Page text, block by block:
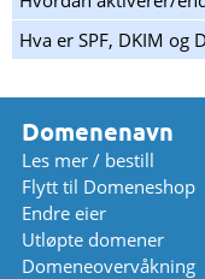
Hva er SPF, DKIM og
Domenenavn
Les mer / bestill
Flytt til Domeneshop
Endre eier
Utløpte domener
Domeneovervåkning